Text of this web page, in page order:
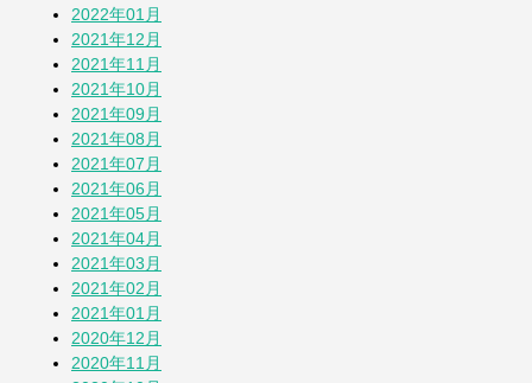
2022年01月
2021年12月
2021年11月
2021年10月
2021年09月
2021年08月
2021年07月
2021年06月
2021年05月
2021年04月
2021年03月
2021年02月
2021年01月
2020年12月
2020年11月